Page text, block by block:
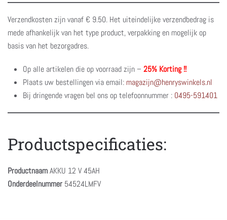
Verzendkosten zijn vanaf € 9.50. Het uiteindelijke verzendbedrag is
mede afhankelijk van het type product, verpakking en mogelijk op
basis van het bezorgadres.
Op alle artikelen die op voorraad zijn – 25% Korting !!
Plaats uw bestellingen via email: magazijn@henryswinkels.nl
Bij dringende vragen bel ons op telefoonnummer : 0495-591401
Productspecificaties:
ProductnaamAKKU 12 V 45AH
Onderdeelnummer 54524LMFV